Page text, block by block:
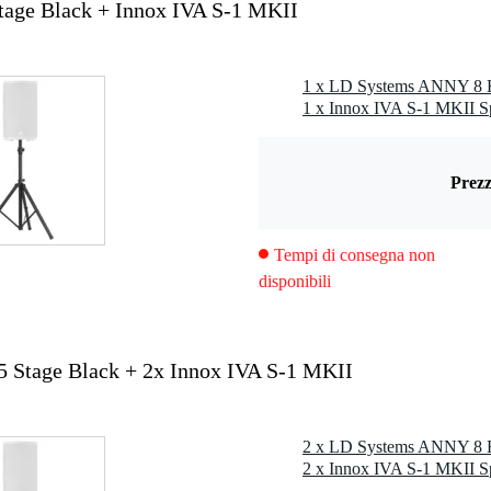
mix out (XLR)
x 40,0 x 40,0 cm
40° C
11 ore (volume medio)
Black + Innox IVA S-1 MKII
1 x Innox IVA S-1 MKII
Tempi di consegna non
disponibili
Stage Black + 2x Innox IVA S-1 MKII
2 x Innox IVA S-1 MKII